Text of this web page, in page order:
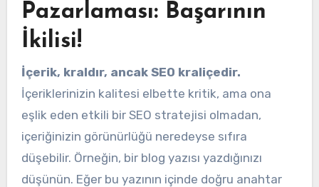
Pazarlaması: Başarının
İkilisi!
İçerik, kraldır, ancak SEO kraliçedir.
İçeriklerinizin kalitesi elbette kritik, ama ona
eşlik eden etkili bir SEO stratejisi olmadan,
içeriğinizin görünürlüğü neredeyse sıfıra
düşebilir. Örneğin, bir blog yazısı yazdığınızı
düşünün. Eğer bu yazının içinde doğru anahtar